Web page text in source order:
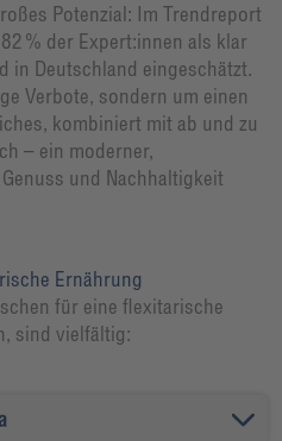
Potenzial: Im Trendreport
% der Expert:innen als klar
in Deutschland eingeschätzt.
Verbote, sondern um einen
kombiniert mit ab und zu
– ein moderner,
und Nachhaltigkeit
Ernährung
für eine flexitarische
sind vielfältig: